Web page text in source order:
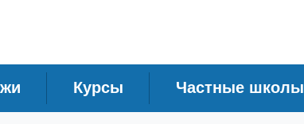
Курсы Частные школы